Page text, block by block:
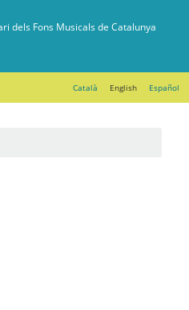
Català English Español